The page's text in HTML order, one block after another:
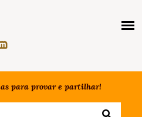
para provar e partilhar!